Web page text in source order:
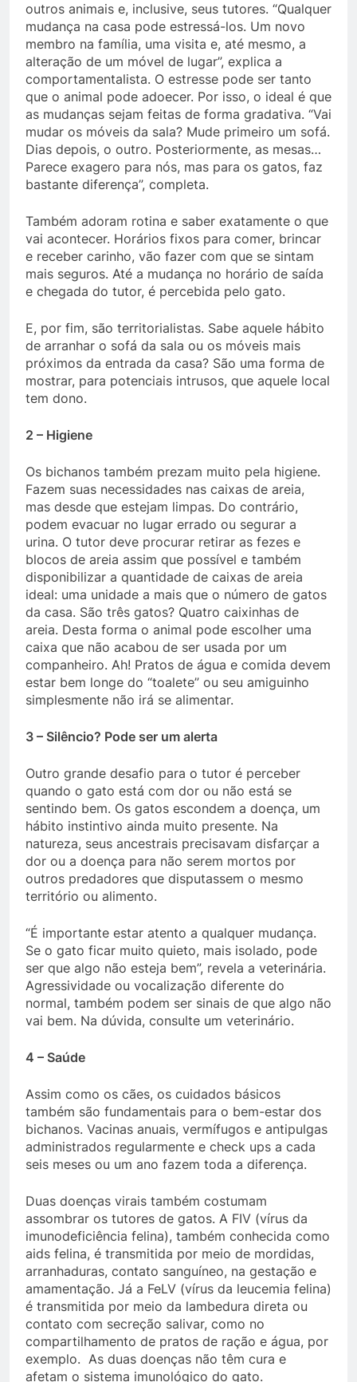
outros animais e, inclusive, seus tutores. “Qualquer
mudança na casa pode estressá-los. Um novo
membro na família, uma visita e, até mesmo, a
alteração de um móvel de lugar”, explica a
comportamentalista. O estresse pode ser tanto
que o animal pode adoecer. Por isso, o ideal é que
as mudanças sejam feitas de forma gradativa. “Vai
mudar os móveis da sala? Mude primeiro um sofá.
Dias depois, o outro. Posteriormente, as mesas…
Parece exagero para nós, mas para os gatos, faz
bastante diferença”, completa.
Também adoram rotina e saber exatamente o que
vai acontecer. Horários fixos para comer, brincar
e receber carinho, vão fazer com que se sintam
mais seguros. Até a mudança no horário de saída
e chegada do tutor, é percebida pelo gato.
E, por fim, são territorialistas. Sabe aquele hábito
de arranhar o sofá da sala ou os móveis mais
próximos da entrada da casa? São uma forma de
mostrar, para potenciais intrusos, que aquele local
tem dono.
2 – Higiene
Os bichanos também prezam muito pela higiene.
Fazem suas necessidades nas caixas de areia,
mas desde que estejam limpas. Do contrário,
podem evacuar no lugar errado ou segurar a
urina. O tutor deve procurar retirar as fezes e
blocos de areia assim que possível e também
disponibilizar a quantidade de caixas de areia
ideal: uma unidade a mais que o número de gatos
da casa. São três gatos? Quatro caixinhas de
areia. Desta forma o animal pode escolher uma
caixa que não acabou de ser usada por um
companheiro. Ah! Pratos de água e comida devem
estar bem longe do “toalete” ou seu amiguinho
simplesmente não irá se alimentar.
3 – Silêncio? Pode ser um alerta
Outro grande desafio para o tutor é perceber
quando o gato está com dor ou não está se
sentindo bem. Os gatos escondem a doença, um
hábito instintivo ainda muito presente. Na
natureza, seus ancestrais precisavam disfarçar a
dor ou a doença para não serem mortos por
outros predadores que disputassem o mesmo
território ou alimento.
“É importante estar atento a qualquer mudança.
Se o gato ficar muito quieto, mais isolado, pode
ser que algo não esteja bem”, revela a veterinária.
Agressividade ou vocalização diferente do
normal, também podem ser sinais de que algo não
vai bem. Na dúvida, consulte um veterinário.
4 – Saúde
Assim como os cães, os cuidados básicos
também são fundamentais para o bem-estar dos
bichanos. Vacinas anuais, vermífugos e antipulgas
administrados regularmente e check ups a cada
seis meses ou um ano fazem toda a diferença.
Duas doenças virais também costumam
assombrar os tutores de gatos. A FIV (vírus da
imunodeficiência felina), também conhecida como
aids felina, é transmitida por meio de mordidas,
arranhaduras, contato sanguíneo, na gestação e
amamentação. Já a FeLV (vírus da leucemia felina)
é transmitida por meio da lambedura direta ou
contato com secreção salivar, como no
compartilhamento de pratos de ração e água, por
exemplo. As duas doenças não têm cura e
afetam o sistema imunológico do gato.